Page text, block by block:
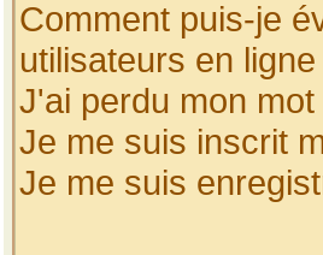
Comment puis-je
utilisateurs en ligne
J'ai perdu mon
Je me suis inscrit
Je me suis